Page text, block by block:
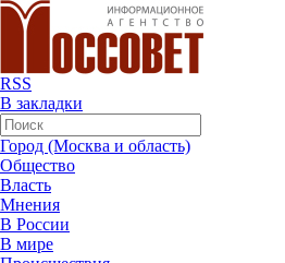
RSS
В закладки
Город (Москва и область)
Общество
Власть
Мнения
В России
В мире